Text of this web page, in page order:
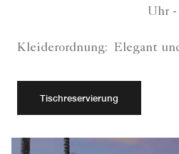
Uhr -
Kleiderordnung: Elegant
Tischreservierung